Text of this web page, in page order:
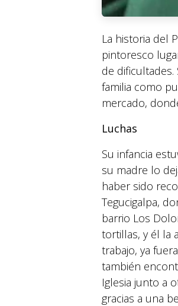
La historia del
pintoresco
de
familia como
mercado,
Luchas
Su infancia
su madre lo
haber sido
Tegucigalpa,
barrio Los
tortillas, y él la
trabajo, ya
también
Iglesia junto a
gracias a una